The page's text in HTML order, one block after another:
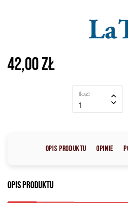
42,00 zł
Ilość
1
Opis produktu Opinie
Opis produktu